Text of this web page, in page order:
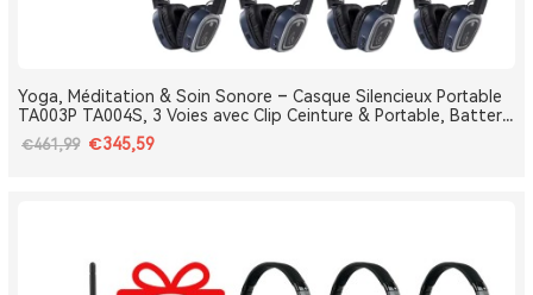
Yoga, Méditation & Soin Sonore – Casque Silencieux Portable
TA003P TA004S, 3 Voies avec Clip Ceinture & Portable, Batterie
Amovible, Bluetooth, Bass Boost
€461,99 €345,59